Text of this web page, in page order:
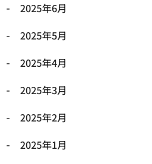
2025年6月
2025年5月
2025年4月
2025年3月
2025年2月
2025年1月